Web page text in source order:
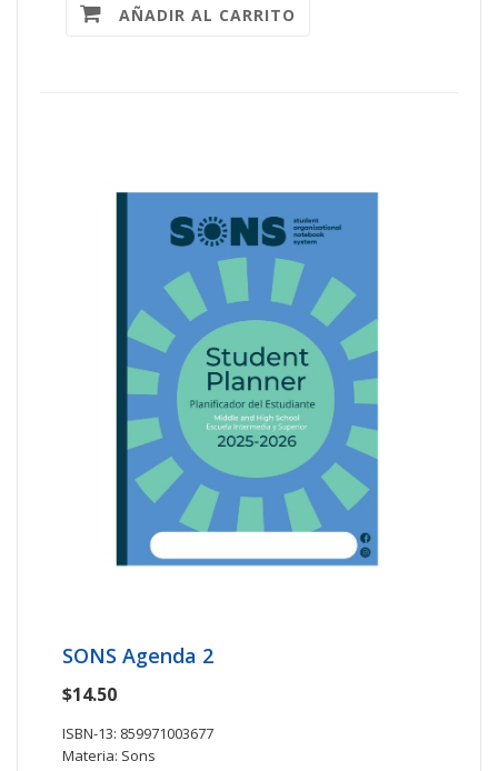
AÑADIR AL CARRITO
SONS Agenda 2
$14.50
ISBN-13: 859971003677
Materia: Sons